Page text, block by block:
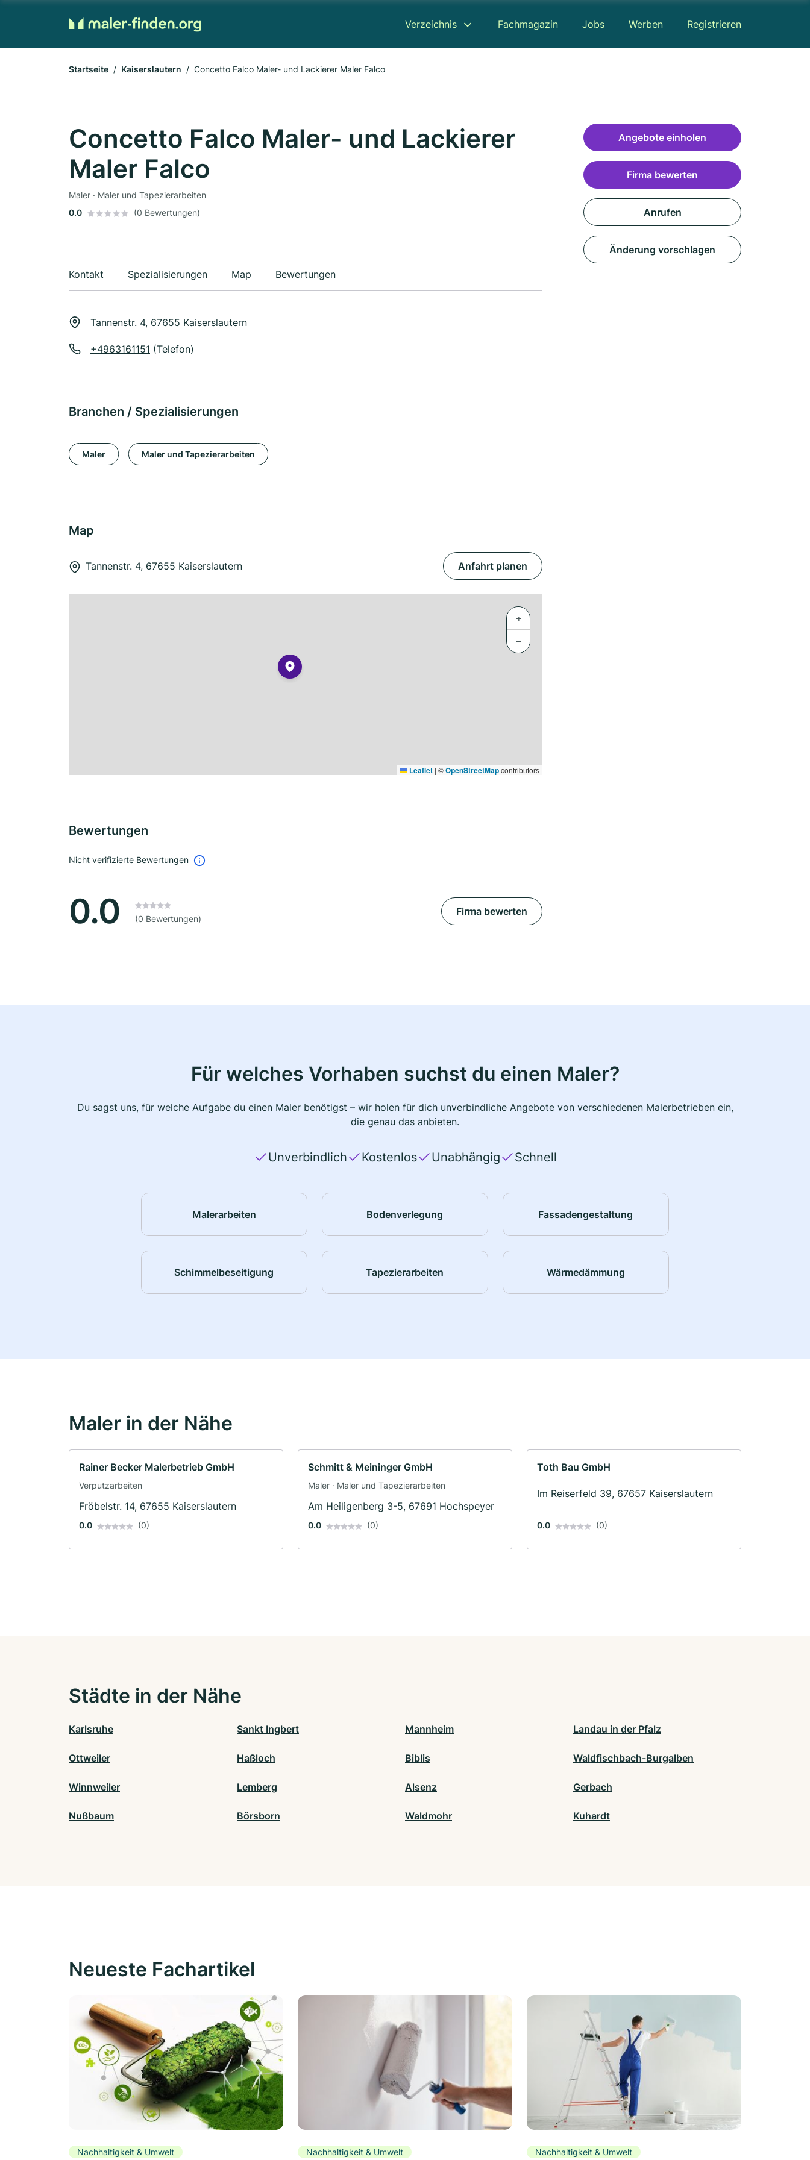
Verzeichnis Fachmagazin Jobs Werben Registrieren
Startseite Kaiserslautern Concetto Falco Maler- und Lackierer Maler Falco
Concetto Falco Maler- und Lackierer
Maler Falco
Maler · Maler und Tapezierarbeiten
0.0
(0 Bewertungen)
Kontakt Spezialisierungen Map Bewertungen
Tannenstr. 4, 67655 Kaiserslautern
+4963161151 (Telefon)
Branchen / Spezialisierungen
Maler Maler und Tapezierarbeiten
Map
Tannenstr. 4, 67655 Kaiserslautern Anfahrt planen
+
−
Leaflet | ©OpenStreetMapcontributors
Bewertungen
Nicht verifizierte Bewertungen
0.0 (0 Bewertungen)
Firma bewerten
Angebote einholen
Firma bewerten
Anrufen
Änderung vorschlagen
Für welches Vorhaben suchst du einen Maler?
Du sagst uns, für welche Aufgabe du einen Maler benötigst – wir holen für dich unverbindliche Angebote von verschiedenen Malerbetrieben ein,
die genau das anbieten.
Unverbindlich Kostenlos Unabhängig Schnell
Malerarbeiten Bodenverlegung Fassadengestaltung
Schimmelbeseitigung Tapezierarbeiten Wärmedämmung
Maler in der Nähe
Rainer Becker Malerbetrieb GmbH
Verputzarbeiten
Fröbelstr. 14, 67655 Kaiserslautern
0.0 (0)
Schmitt & Meininger GmbH
Maler · Maler und Tapezierarbeiten
Am Heiligenberg 3-5, 67691 Hochspeyer
0.0 (0)
Toth Bau GmbH
Im Reiserfeld 39, 67657 Kaiserslautern
0.0 (0)
Städte in der Nähe
Karlsruhe Sankt Ingbert Mannheim Landau in der Pfalz
Ottweiler Haßloch Biblis Waldfischbach-Burgalben
Winnweiler Lemberg Alsenz Gerbach
Nußbaum Börsborn Waldmohr Kuhardt
Neueste Fachartikel
Nachhaltigkeit & Umwelt Nachhaltigkeit & Umwelt Nachhaltigkeit & Umwelt